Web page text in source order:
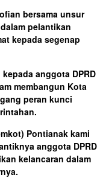
bersama unsur
pelantikan
kepada segenap
anggota DPRD
membangun Kota
peran kunci
Pontianak kami
anggota DPRD
kelancaran dalam